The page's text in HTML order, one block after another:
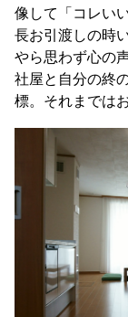
像して「コレい
長お引渡しの時
やら思わず心の
社屋と自分の終
標。それまでは